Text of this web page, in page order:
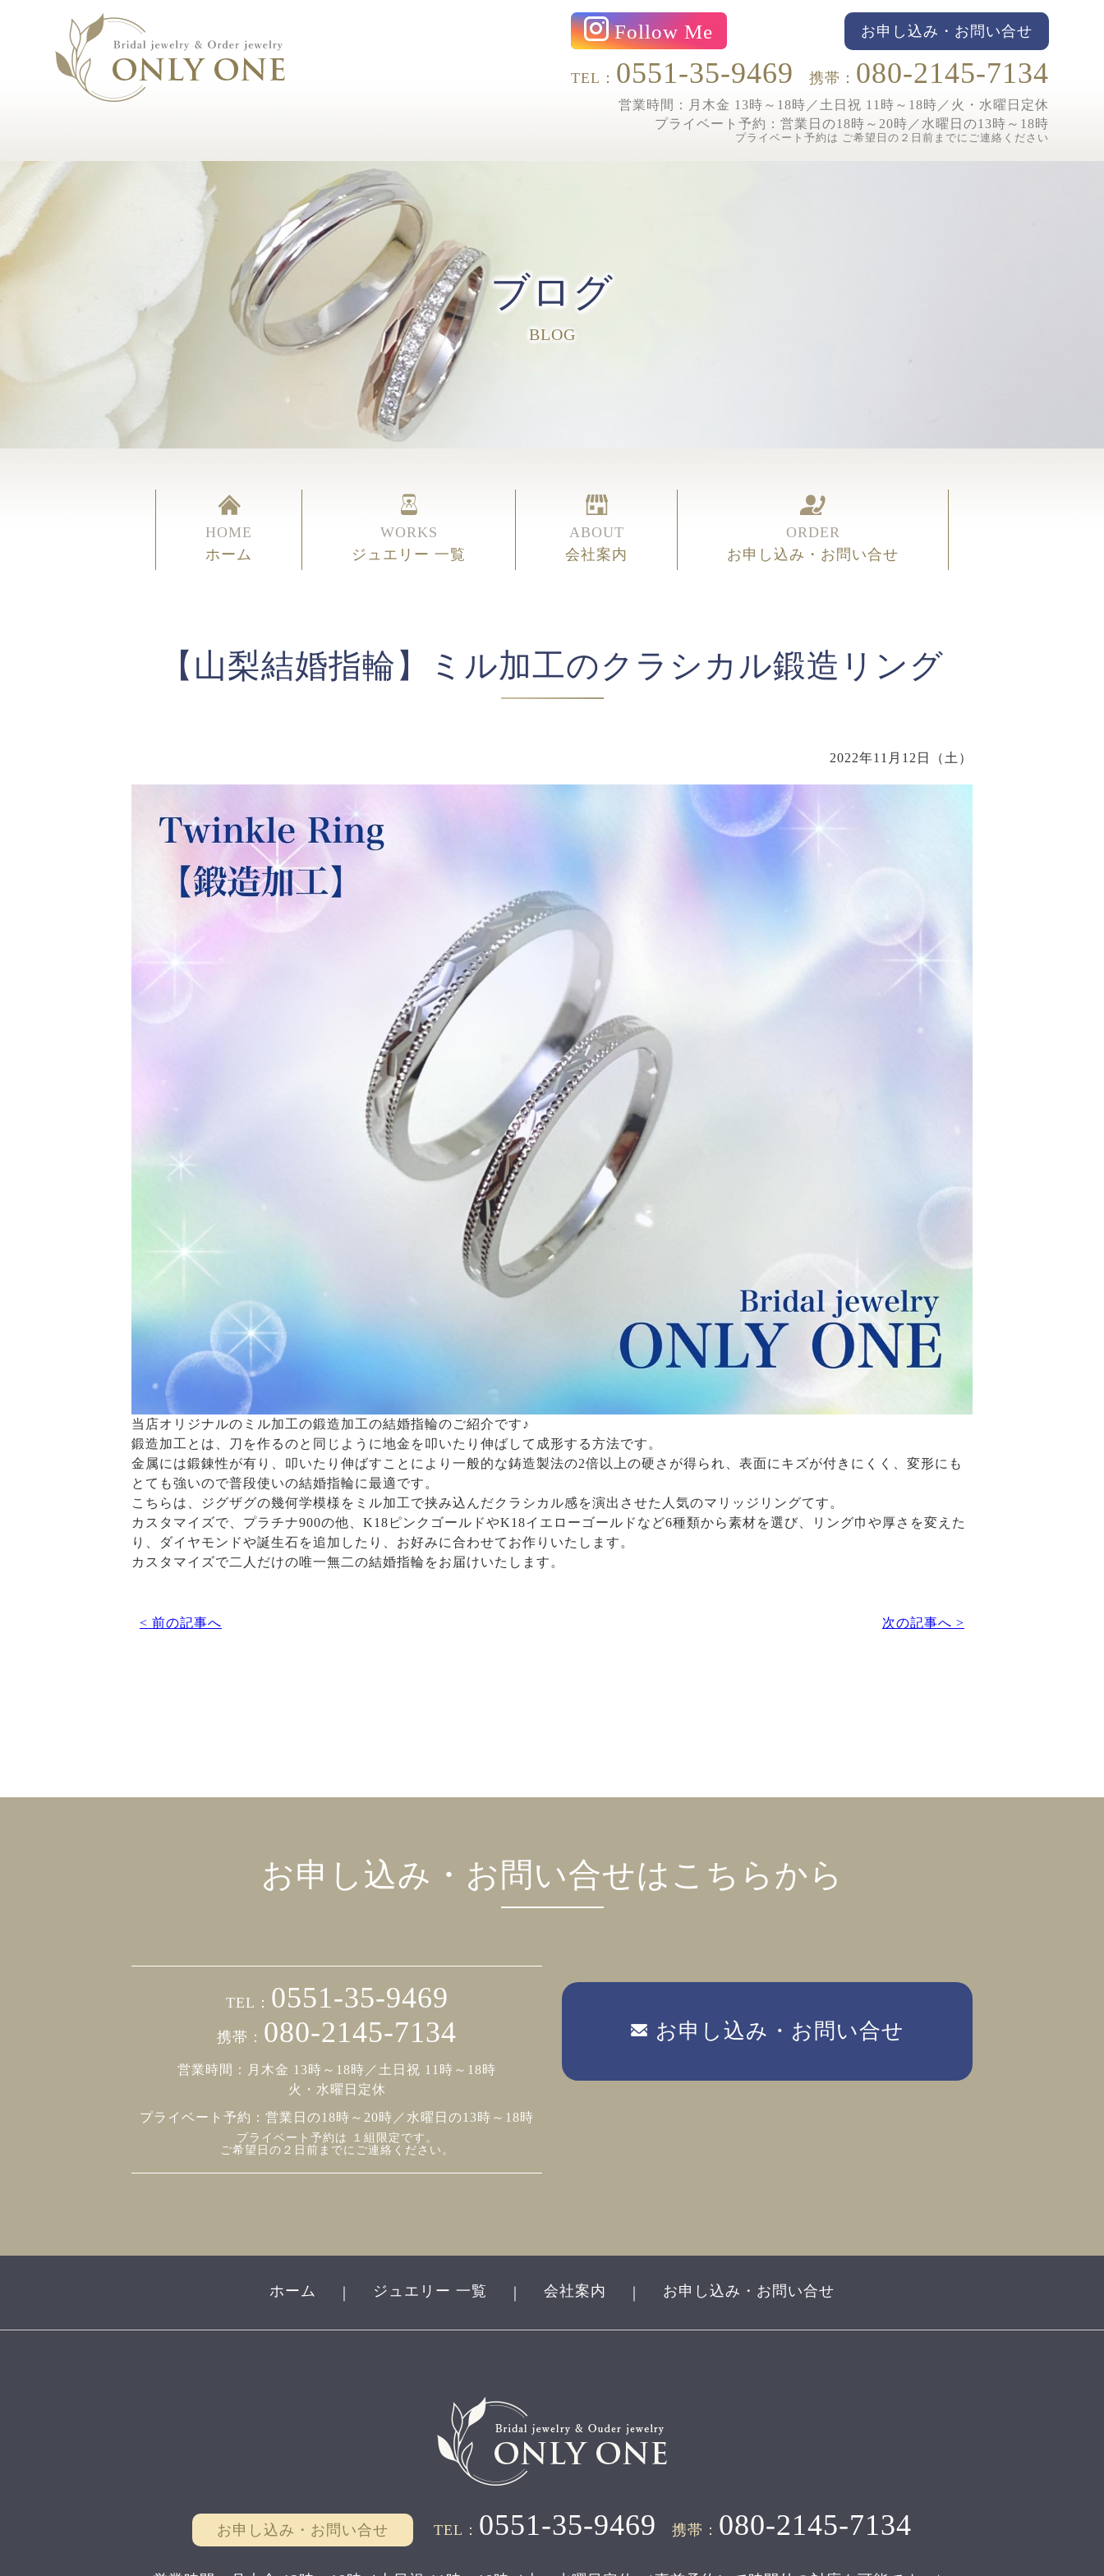
Follow Me お申し込み・お問い合せ
TEL： 0551-35-9469 携帯： 080-2145-7134
営業時間：月木金 13時～18時／土日祝 11時～18時／ 火・水曜日定休
プライベート予約： 営業日の18時～20時／水曜日の13時～18時
プライベート予約は ご希望日の２日前までにご連絡ください
ブログ
BLOG
HOME
ホーム
WORKS
ジュエリー 一覧
ABOUT
会社案内
ORDER
お申し込み・お問い合せ
【山梨結婚指輪】ミル加工のクラシカル鍛造リング
2022年11月12日（土）
当店オリジナルのミル加工の鍛造加工の結婚指輪のご紹介です♪
鍛造加工とは、刀を作るのと同じように地金を叩いたり伸ばして成形する方法です。
金属には鍛錬性が有り、叩いたり伸ばすことにより一般的な鋳造製法の2倍以上の硬さが得られ、表面にキズが付きにくく、変形にも
とても強いので普段使いの結婚指輪に最適です。
こちらは、ジグザグの幾何学模様をミル加工で挟み込んだクラシカル感を演出させた人気のマリッジリングてす。
カスタマイズで、プラチナ900の他、K18ピンクゴールドやK18イエローゴールドなど6種類から素材を選び、リング巾や厚さを変えた
り、ダイヤモンドや誕生石を追加したり、お好みに合わせてお作りいたします。
カスタマイズで二人だけの唯一無二の結婚指輪をお届けいたします。
< 前の記事へ 次の記事へ >
お申し込み・お問い合せはこちらから
TEL： 0551-35-9469
携帯： 080-2145-7134
営業時間：月木金 13時～18時／土日祝 11時～18時
火・水曜日定休
プライベート予約： 営業日の18時～20時／水曜日の13時～18時
プライベート予約は １組限定です。
ご希望日の２日前までにご連絡ください。
お申し込み・お問い合せ
ホーム ジュエリー 一覧 会社案内 お申し込み・お問い合せ
お申し込み・お問い合せ TEL： 0551-35-9469 携帯： 080-2145-7134